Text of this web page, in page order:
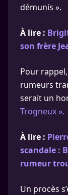
démunis ».
À lire :
son frère
Pour
rumeurs
serait un
Trogneux ».
À lire :
scandale :
rumeur
Un procès